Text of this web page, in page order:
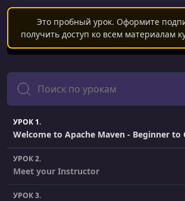
Это пробный урок. Оформите
получить доступ ко всем материалам
Поиск
УРОК 1.
Welcome to Apache Maven - Beginner to
УРОК 2.
Meet your Instructor
УРОК 3.